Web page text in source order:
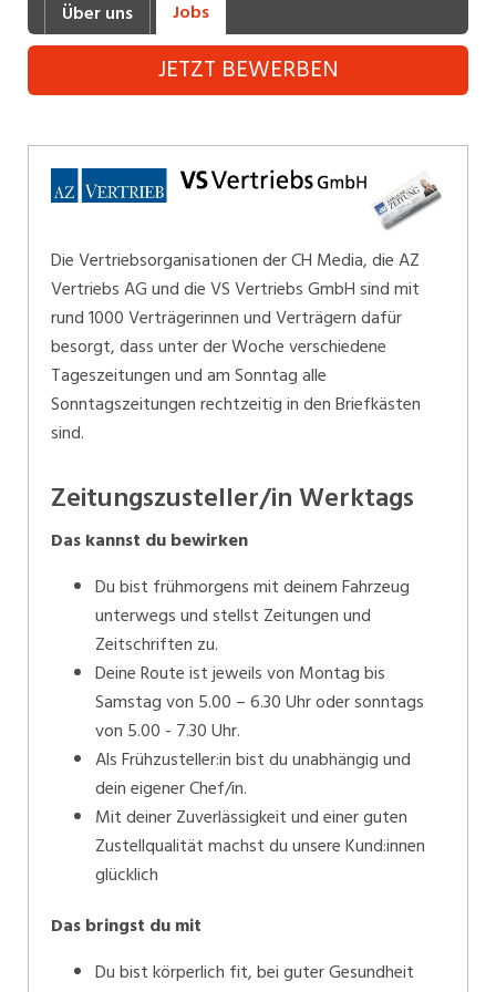
Industrie, Maschinenbau, Anlagenbau,
Produktion
Informatik, Telekommunikation
Kaufm. Berufe, Kundendienst, Verwaltung
Körperpflege, Wellness
Marketing, Kommunikation, Medien, Druck
Mechanik, Elektronik, Optik (Fertigung)
Medizin, Gesundheitswesen, Pflege
Sicherheit, Rettung, Polizei, Zoll
Verkauf, Handel, Kundenberatung,
Über uns Jobs
JETZT BEWERBEN
Die Vertriebsorganisationen der CH Media, die AZ
Vertriebs AG und die VS Vertriebs GmbH sind mit
rund 1000 Verträgerinnen und Verträgern dafür
besorgt, dass unter der Woche verschiedene
Tageszeitungen und am Sonntag alle
Sonntagszeitungen rechtzeitig in den Briefkästen
sind.
Zeitungszusteller/in Werktags
Das kannst du bewirken
Du bist frühmorgens mit deinem Fahrzeug
unterwegs und stellst Zeitungen und
Zeitschriften zu.
Deine Route ist jeweils von Montag bis
Samstag von 5.00 – 6.30 Uhr oder sonntags
von 5.00 - 7.30 Uhr.
Als Frühzusteller:in bist du unabhängig und
dein eigener Chef/in.
Mit deiner Zuverlässigkeit und einer guten
Zustellqualität machst du unsere Kund:innen
glücklich
Das bringst du mit
Du bist körperlich fit, bei guter Gesundheit